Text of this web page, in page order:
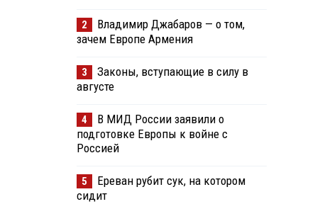
2
Владимир Джабаров — о том,
зачем Европе Армения
3
Законы, вступающие в силу в
августе
4
В МИД России заявили о
подготовке Европы к войне с
Россией
5
Ереван рубит сук, на котором
сидит